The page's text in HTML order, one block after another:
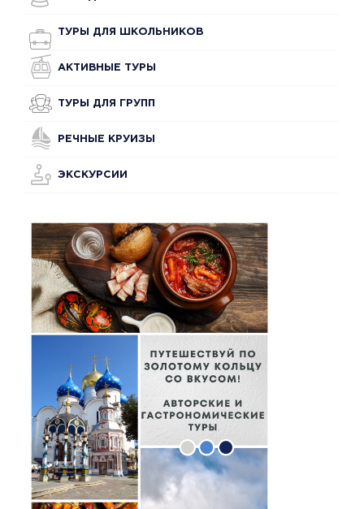
ТУРЫ ДЛЯ ШКОЛЬНИКОВ
АКТИВНЫЕ ТУРЫ
ТУРЫ ДЛЯ ГРУПП
РЕЧНЫЕ КРУИЗЫ
ЭКСКУРСИИ